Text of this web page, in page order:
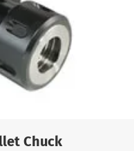
Chuck